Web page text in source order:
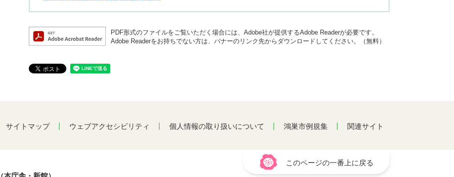
PDF形式のファイルをご覧いただく場合には、Adobe社が提供するAdobe Readerが必要です。
Adobe Readerをお持ちでない方は、バナーのリンク先からダウンロードしてください。（無料）
サイトマップ ウェブアクセシビリティ 個人情報の取り扱いについて 鴻巣市例規集 関連サイト
このページの一番上に戻る